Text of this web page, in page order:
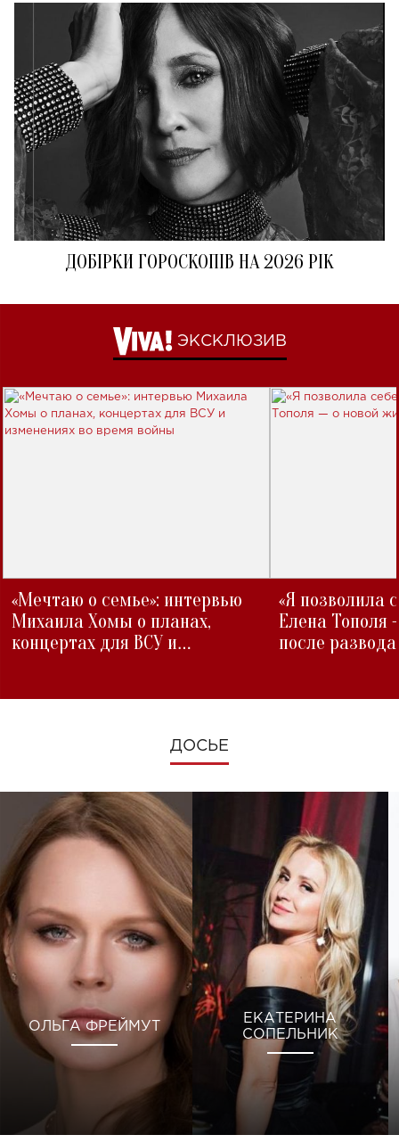
ДОБІРКИ ГОРОСКОПІВ НА 2026 РІК
ЭКСКЛЮЗИВ
«Мечтаю о семье»: интервью
Михаила Хомы о планах,
концертах для ВСУ и
«Я позволила
Елена Тополя
после развода
ДОСЬЕ
ОЛЬГА ФРЕЙМУТ
ЕКАТЕРИНА
СОПЕЛЬНИК